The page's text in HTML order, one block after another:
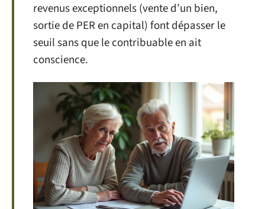
revenus exceptionnels (vente d’un bien,
sortie de PER en capital) font dépasser le
seuil sans que le contribuable en ait
conscience.